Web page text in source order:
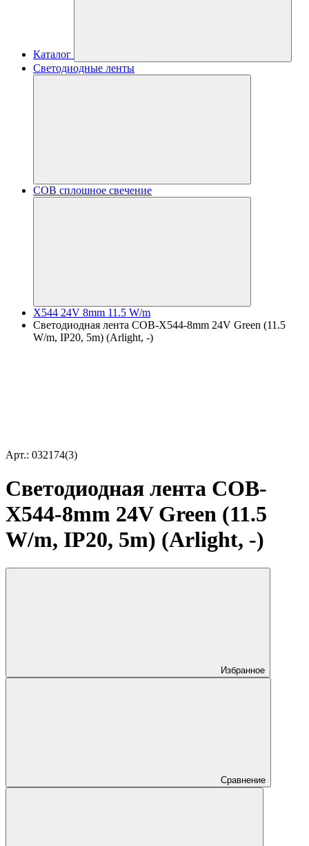
Каталог
Светодиодные ленты
COB сплошное свечение
X544 24V 8mm 11.5 W/m
Светодиодная лента COB-X544-8mm 24V Green (11.5
W/m, IP20, 5m) (Arlight, -)
Арт.: 032174(3)
Светодиодная лента COB-
X544-8mm 24V Green (11.5
W/m, IP20, 5m) (Arlight, -)
Избранное
Сравнение